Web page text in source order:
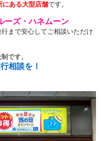
にある大型店舗です。
ーズ・ハネムーン
まで安心してご相談いただけ
です。
相談を！